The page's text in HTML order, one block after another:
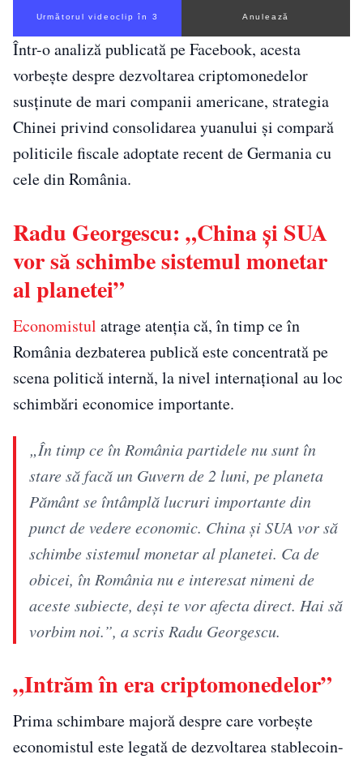
Următorul videoclip în 2 Anulează
Într-o analiză publicată pe Facebook, acesta
vorbește despre dezvoltarea criptomonedelor
susținute de mari companii americane, strategia
Chinei privind consolidarea yuanului și compară
politicile fiscale adoptate recent de Germania cu
cele din România.
Radu Georgescu: „China și SUA
vor să schimbe sistemul monetar
al planetei”
Economistul atrage atenția că, în timp ce în
România dezbaterea publică este concentrată pe
scena politică internă, la nivel internațional au loc
schimbări economice importante.
„În timp ce în România partidele nu sunt în
stare să facă un Guvern de 2 luni, pe planeta
Pământ se întâmplă lucruri importante din
punct de vedere economic. China și SUA vor să
schimbe sistemul monetar al planetei. Ca de
obicei, în România nu e interesat nimeni de
aceste subiecte, deși te vor afecta direct. Hai să
vorbim noi.”, a scris Radu Georgescu.
„Intrăm în era criptomonedelor”
Prima schimbare majoră despre care vorbește
economistul este legată de dezvoltarea stablecoin-